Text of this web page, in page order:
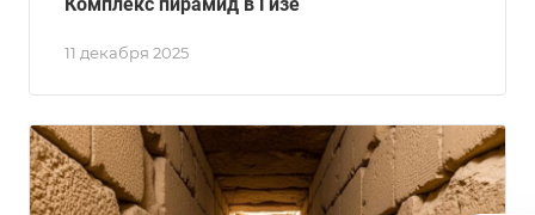
11 декабря 2025